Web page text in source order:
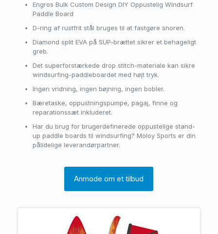
Engros Bulk Custom Design DIY Oppustelig Windsurf
Paddle Board
D-ring af rustfrit stål bruges til at fastgøre snoren.
Diamond split EVA på SUP-brættet sikrer et behageligt
greb.
Det superforstærkede drop stitch-materiale kan sikre
windsurfing-paddleboardet med højt tryk.
Ingen vridning, ingen bøjning, ingen bobler.
Bæretaske, oppustningspumpe, pagaj, finne og
reparationssæt inkluderet.
Har du brug for brugerdefinerede oppustelige stand-
up paddle boards til windsurfing? Moloy Sports er din
pålidelige leverandørpartner.
Anmode om et tilbud